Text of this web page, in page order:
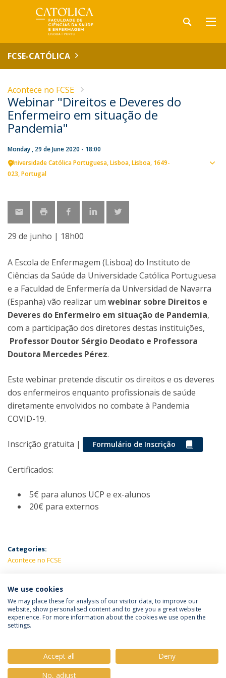
FCSE-CATÓLICA
Acontece no FCSE
Webinar "Direitos e Deveres do
Enfermeiro em situação de
Pandemia"
Monday , 29 de June 2020 - 18:00
Universidade Católica Portuguesa Lisboa Lisboa 1649-
023 Portugal
29 de junho | 18h00
A Escola de Enfermagem (Lisboa) do Instituto de
Ciências da Saúde da Universidade Católica Portuguesa
e a Faculdad de Enfermería da Universidad de Navarra
(Espanha) vão realizar um webinar sobre Direitos e
Deveres do Enfermeiro em situação de Pandemia,
com a participação dos diretores destas instituições,
Professor Doutor Sérgio Deodato e Professora
Doutora Mercedes Pérez.
Este webinar pretende discutir os direitos e os deveres
dos enfermeiros enquanto profissionais de saúde
diretamente envolvidos no combate à Pandemia
COVID-19.
Inscrição gratuita | Formulário de Inscrição
Certificados:
5€ para alunos UCP e ex-alunos
20€ para externos
Categories:
Acontece no FCSE
LATEST NEWS
Política de Privacidade
Termos e Condições
We use cookies
We may place these for analysis of our visitor data, to improve our
website, show personalised content and to give you a great website
experience. For more information about the cookies we use open the
settings.
Accept all
Deny
No, adjust